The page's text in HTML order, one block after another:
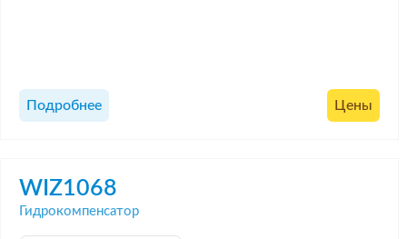
Подробнее Цены
WIZ1068
Гидрокомпенсатор